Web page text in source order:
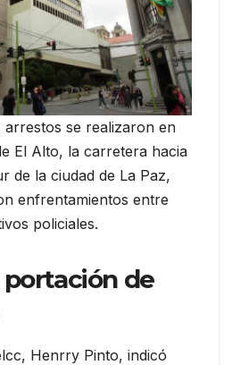
arrestos se realizaron en
El Alto, la carretera hacia
de la ciudad de La Paz,
enfrentamientos entre
policiales.
de
Henrry Pinto, indicó